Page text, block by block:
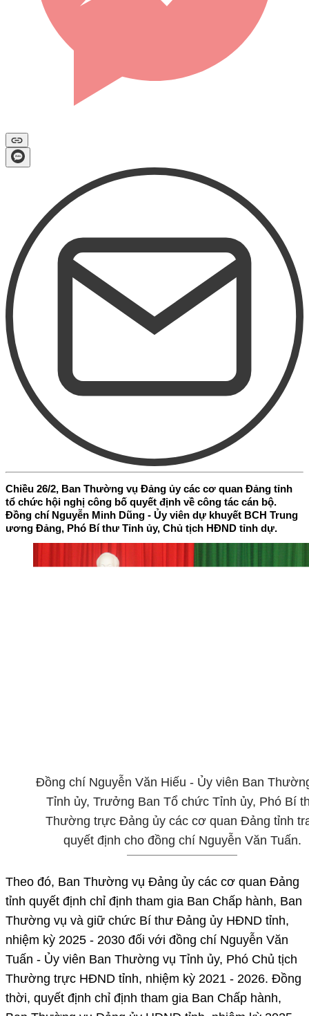
Chiều 26/2, Ban Thường vụ Đảng ủy các cơ quan Đảng tỉnh
tổ chức hội nghị công bố quyết định về công tác cán bộ.
Đồng chí Nguyễn Minh Dũng - Ủy viên dự khuyết BCH Trung
ương Đảng, Phó Bí thư Tỉnh ủy, Chủ tịch HĐND tỉnh dự.
Đồng chí Nguyễn Văn Hiếu - Ủy viên Ban
Tỉnh ủy, Trưởng Ban Tổ chức Tỉnh ủy, Phó Bí
Thường trực Đảng ủy các cơ quan Đảng tỉnh
quyết định cho đồng chí Nguyễn Văn Tuấn.
Theo đó, Ban Thường vụ Đảng ủy các cơ quan Đảng
tỉnh quyết định chỉ định tham gia Ban Chấp hành, Ban
Thường vụ và giữ chức Bí thư Đảng ủy HĐND tỉnh,
nhiệm kỳ 2025 - 2030 đối với đồng chí Nguyễn Văn
Tuấn - Ủy viên Ban Thường vụ Tỉnh ủy, Phó Chủ tịch
Thường trực HĐND tỉnh, nhiệm kỳ 2021 - 2026. Đồng
thời, quyết định chỉ định tham gia Ban Chấp hành,